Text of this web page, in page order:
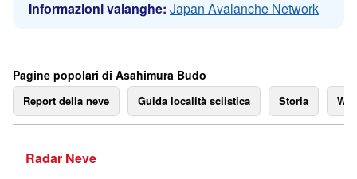
Informazioni valanghe: Japan Avalanche Network
Pagine popolari di Asahimura Budo
Report della neve Guida località sciistica Storia
Radar Neve